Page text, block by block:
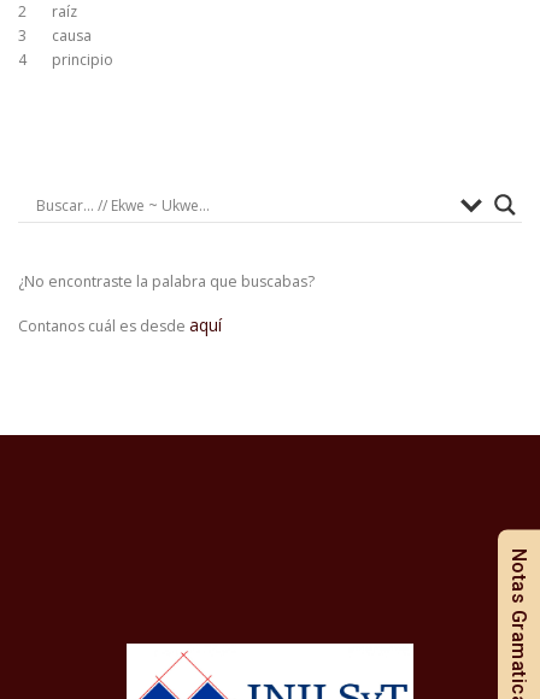
2
raíz
3
causa
4
principio
¿No encontraste la palabra que buscabas?
Contanos cuál es desde aquí
Notas Gramaticales